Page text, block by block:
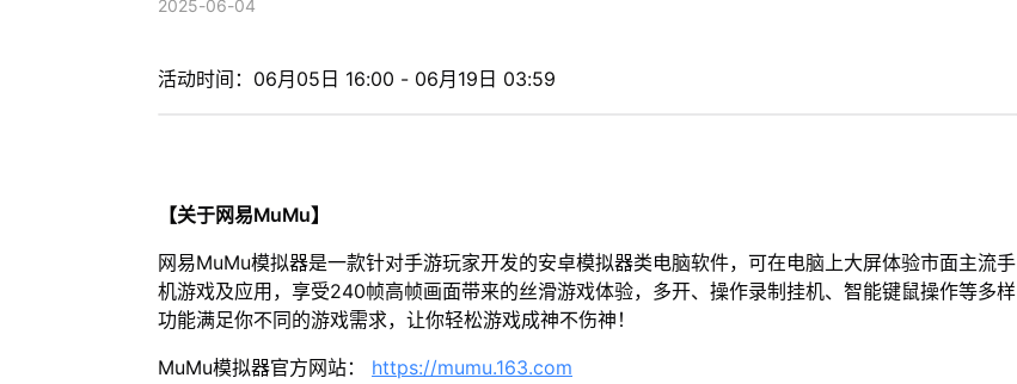
2025-06-04
活动时间：06月05日 16:00 - 06月19日 03:59
【关于网易MuMu】
网易MuMu模拟器是一款针对手游玩家开发的安卓模拟器类电脑软件，可在电脑上大屏体验市面主流手
机游戏及应用，享受240帧高帧画面带来的丝滑游戏体验，多开、操作录制挂机、智能键鼠操作等多样
功能满足你不同的游戏需求，让你轻松游戏成神不伤神！
MuMu模拟器官方网站： https://mumu.163.com